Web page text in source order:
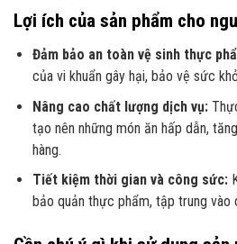
Lợi ích của sản phẩm cho
Đảm bảo an toàn vệ sinh thực
của vi khuẩn gây hại, bảo vệ sức
Nâng cao chất lượng dịch vụ:
tạo nên những món ăn hấp dẫn,
hàng.
Tiết kiệm thời gian và công sức:
bảo quản thực phẩm, tập trung vào